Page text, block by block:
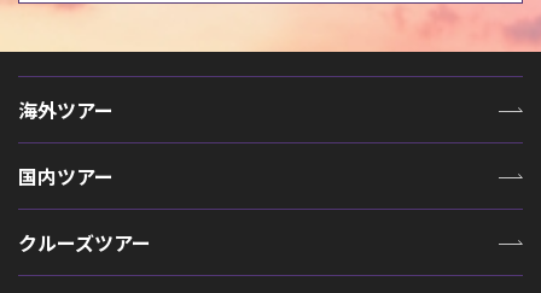
海外ツアー
国内ツアー
クルーズツアー